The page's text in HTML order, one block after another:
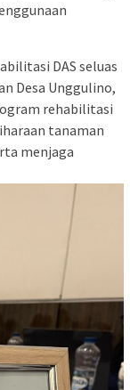
DAS seluas
Desa Unggulino,
rehabilitasi
tanaman
menjaga